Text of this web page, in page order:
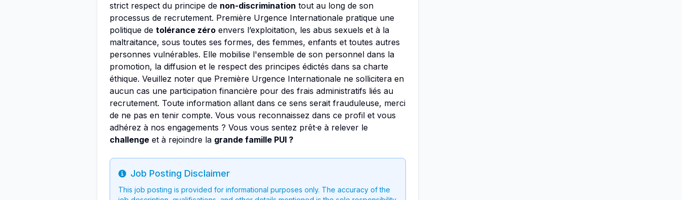
strict respect du principe de non-discrimination tout au long de son
processus de recrutement. Première Urgence Internationale pratique une
politique de tolérance zéro envers l’exploitation, les abus sexuels et à la
maltraitance, sous toutes ses formes, des femmes, enfants et toutes autres
personnes vulnérables. Elle mobilise l'ensemble de son personnel dans la
promotion, la diffusion et le respect des principes édictés dans sa charte
éthique. Veuillez noter que Première Urgence Internationale ne sollicitera en
aucun cas une participation financière pour des frais administratifs liés au
recrutement. Toute information allant dans ce sens serait frauduleuse, merci
de ne pas en tenir compte. Vous vous reconnaissez dans ce profil et vous
adhérez à nos engagements ? Vous vous sentez prêt·e à relever le
challenge et à rejoindre la grande famille PUI ?
Info
Job Posting Disclaimer
This job posting is provided for informational purposes only. The accuracy of the